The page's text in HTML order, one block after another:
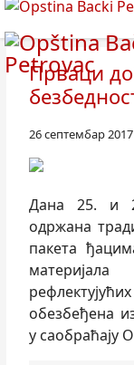
Прваци
26 септембар 2017
Дана 25. и
одржана
пакета
обезбеђена
у саобраћају